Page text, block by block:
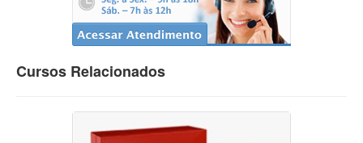
Cursos Relacionados